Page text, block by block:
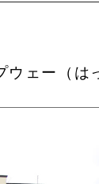
ウェー（は